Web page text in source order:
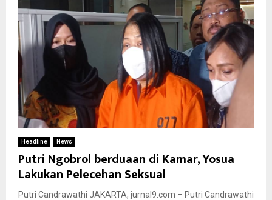
Headline News
Putri Ngobrol berduaan di Kamar, Yosua
Lakukan Pelecehan Seksual
Putri Candrawathi JAKARTA, jurnal9.com – Putri Candrawathi